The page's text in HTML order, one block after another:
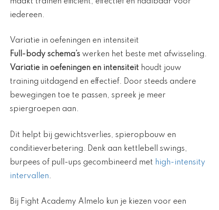
iedereen.
Variatie in oefeningen en intensiteit
Full-body schema’s werken het beste met afwisseling.
Variatie in oefeningen en intensiteit houdt jouw
training uitdagend en effectief. Door steeds andere
bewegingen toe te passen, spreek je meer
spiergroepen aan.
Dit helpt bij gewichtsverlies, spieropbouw en
conditieverbetering. Denk aan kettlebell swings,
burpees of pull-ups gecombineerd met high-intensity
intervallen.
Bij Fight Academy Almelo kun je kiezen voor een